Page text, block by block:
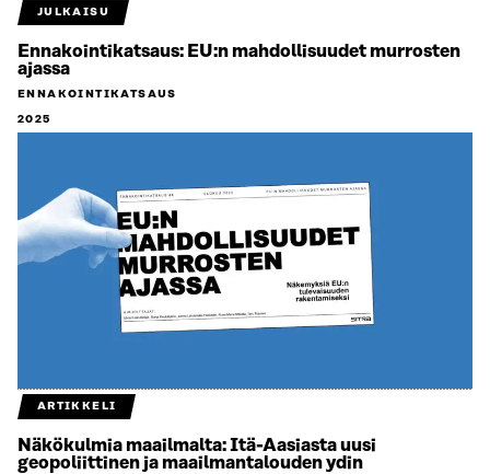
JULKAISU
Ennakointikatsaus: EU:n mahdollisuudet murrosten
ajassa
ENNAKOINTIKATSAUS
2025
ARTIKKELI
Näkökulmia maailmalta: Itä-Aasiasta uusi
geopoliittinen ja maailmantalouden ydin